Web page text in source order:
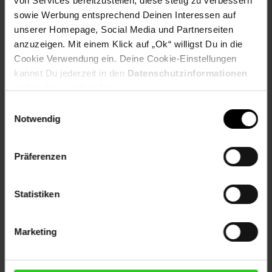
sowie Werbung entsprechend Deinen Interessen auf
unserer Homepage, Social Media und Partnerseiten
anzuzeigen. Mit einem Klick auf „Ok“ willigst Du in die
Cookie Verwendung ein. Deine Cookie-Einstellungen
kannst Du jederzeit in den Datenschutzinformationen
Notwendig
Präferenzen
Statistiken
Marketing
Versandinformationen
Herstellerinformationen
Rezeptwelt NettoKOM Karriere